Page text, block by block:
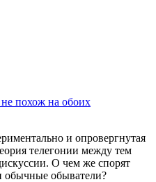
не похож на обоих
и опровергнутая
телегонии между тем
О чем же спорят
обычные обыватели?